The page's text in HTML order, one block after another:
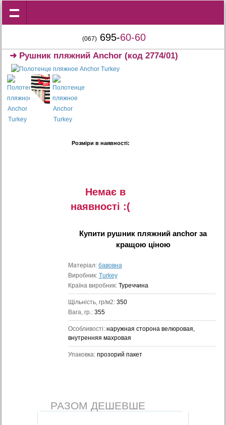
(067) 695-60-60
➜ Рушник пляжний Anchor (код 2774/01)
Розміри в наявності:
Немає в
наявностi :(
Купити рушник пляжний anchor за
кращою ціною
Матеріал: бавовна
Виробник: Turkey
Країна виробник: Туреччина
Щільність, гр/м2: 350
Вага, гр.: 355
Особливості: наружная сторона велюровая,
внутренняя махровая
Упаковка: прозорий пакет
РАЗОМ ДЕШЕВШЕ